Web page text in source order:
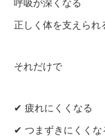
呼吸が深くなる
正しく体を支えられ
それだけで
✔ 疲れにくくなる
✔ つまずきにくくな